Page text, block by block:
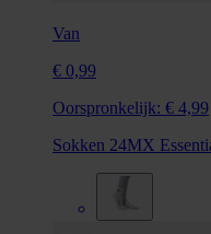
Van
€ 0,99
Oorspronkelijk: € 4,99
Sokken 24MX